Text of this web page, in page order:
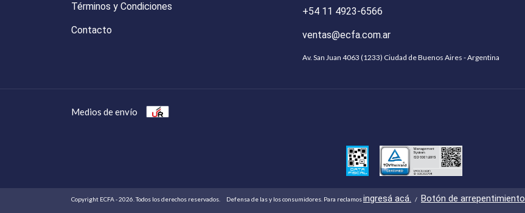
Términos y Condiciones
Contacto
+54 11 4923-6566
ventas@ecfa.com.ar
Av. San Juan 4063 (1233) Ciudad de Buenos Aires - Argentina
Medios de envío
Copyright ECFA - 2026. Todos los derechos reservados. Defensa de las y los consumidores. Para reclamosingresá acá. / Botón de arrepentimiento